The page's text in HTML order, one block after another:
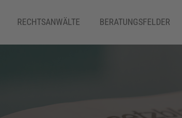
RECHTSANWÄLTE BERATUNGSFELDER